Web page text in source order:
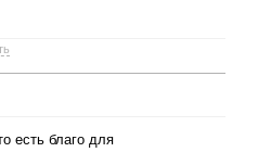
есть благо для